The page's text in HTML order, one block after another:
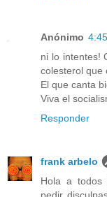
Anónimo
ni lo intentes!
colesterol que
El que canta
Viva el
Responder
frank arbelo
Hola a todos
pedir